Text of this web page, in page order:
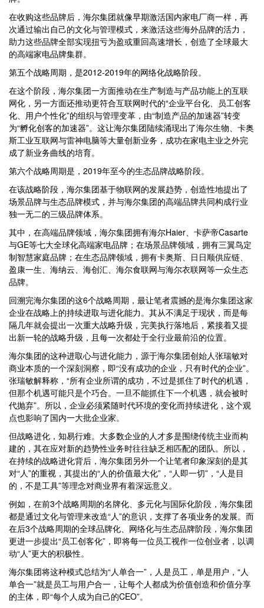
在收购这些品牌后，海尔集团就像早期激活国内家电厂商一样，再
次通过输出自己的文化与管理模式，来激活这些海外品牌的活力，
助力这些品牌全部实现扭亏为盈或重回高速增长，创造了全球最大
的高端家电品牌集群。
第五个战略周期，是2012-2019年的网络化战略阶段。
在这个阶段，海尔集团一方面推动在生产制造与产品功能上的互联
网化，另一方面还推动更符合互联网时代的“企业平台化、员工创客
化、用户个性化”的组织与管理变革，由“制造产品的加速器”转变
为“孵化创客的加速器”。这让海尔集团陆续涌现出了海尔生物、卡奥
斯工业互联网与雷神电脑等大量创新业务，成功在家电主业之外完
成了新业务曲线的培育。
第六个战略周期是，2019年至今的生态品牌战略阶段。
在该战略阶段，海尔集团基于物联网的发展趋势，创造性地提出了
场景品牌与生态品牌模式，并与海尔集团的高端品牌共同构成行业
独一无二的三级品牌体系。
其中，在高端品牌领域，海尔集团拥有海尔Haier、卡萨帝Casarte
与GE等七大全球化高端家电品牌；在场景品牌领域，拥有三翼鸟定
制智慧家庭品牌；在生态品牌领域，拥有卡奥斯、日日顺供应链、
盈康一生、海纳云、海创汇、海尔食联网与海尔衣联网等一众生态
品牌。
回溯完海尔集团的这6个战略周期，最让笔者震撼的是海尔集团这家
企业在战略上的持续进取与进化能力。其从不满足于现状，而是每
隔几年就会提出一次重大战略升级，完美执行落地后，紧接着又提
出新一轮的战略升级，且每一次都处于全行业最前沿的位置。
海尔集团的这种进取心与进化能力，源于海尔集团创始人张瑞敏对
商业本质的一个深刻洞察，即“没有成功的企业，只有时代的企业”。
张瑞敏解释称，“所有企业所谓的成功，不过是抓住了时代的机遇，
但那个机遇可能只是个巧合。一旦不能抓住下一个机遇，就会被时
代抛弃”。所以，企业必须紧随时代环境的变化而持续进化，这个观
点也影响了国内一大批企业家。
但战略进化，知易行难。大多数企业的人才多是围绕传统主业而构
建的，其在应对新的趋势性业务时往往缺乏相匹配的团队。所以，
在持续的战略进化背后，海尔集团另外一个让笔者印象深刻的是其
对“人”的重视，其提出的“人的价值最大化”，“人即一切”，“人是目
的，不是工具”等理念对商业界有着深远意义。
例如，在前3个战略周期的名牌化、多元化与国际化阶段，海尔集团
都是通过文化与管理来改造“人”的意识，支撑了各项业务的发展。而
在后3个战略周期的全球品牌化、网络化与生态品牌阶段，海尔集团
更进一步提出“员工创客化”，即将每一位员工视作一位创业者，以调
动“人”更大的积极性。
海尔集团将这种模式总结为“人单合一”，人是员工，单是用户，“人
单合一”就是员工与用户合一，让每个人都成为价值创造和价值分享
的主体，即“每个人成为自己的CEO”。